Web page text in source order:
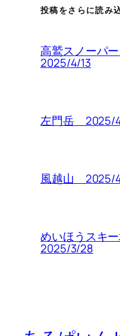
投稿をさらに読み
高鷲スノーパ
2025/4/13
左門岳 2025/
風越山 2025/
めいほうスキ
2025/3/28